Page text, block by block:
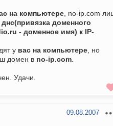
на компьютере , no-ip.com
доменного
- доменное имя) к IP-
у вас на компьютере , но
домен в no-ip.com
Удачи.
09.08.2007